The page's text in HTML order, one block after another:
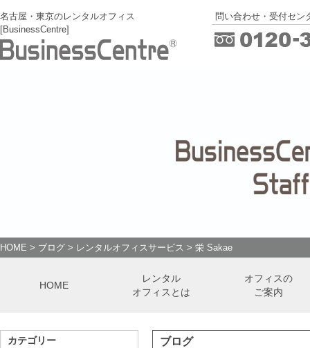
名古屋・東京のレンタルオフィス
[BusinessCentre]
問い合わせ・受付セン
HOME > ブログ > レンタルオフィスサービス > 栄 Sakae
HOME
レンタル
オフィスとは
オフィスの
ご案内
ブログ
カテゴリー